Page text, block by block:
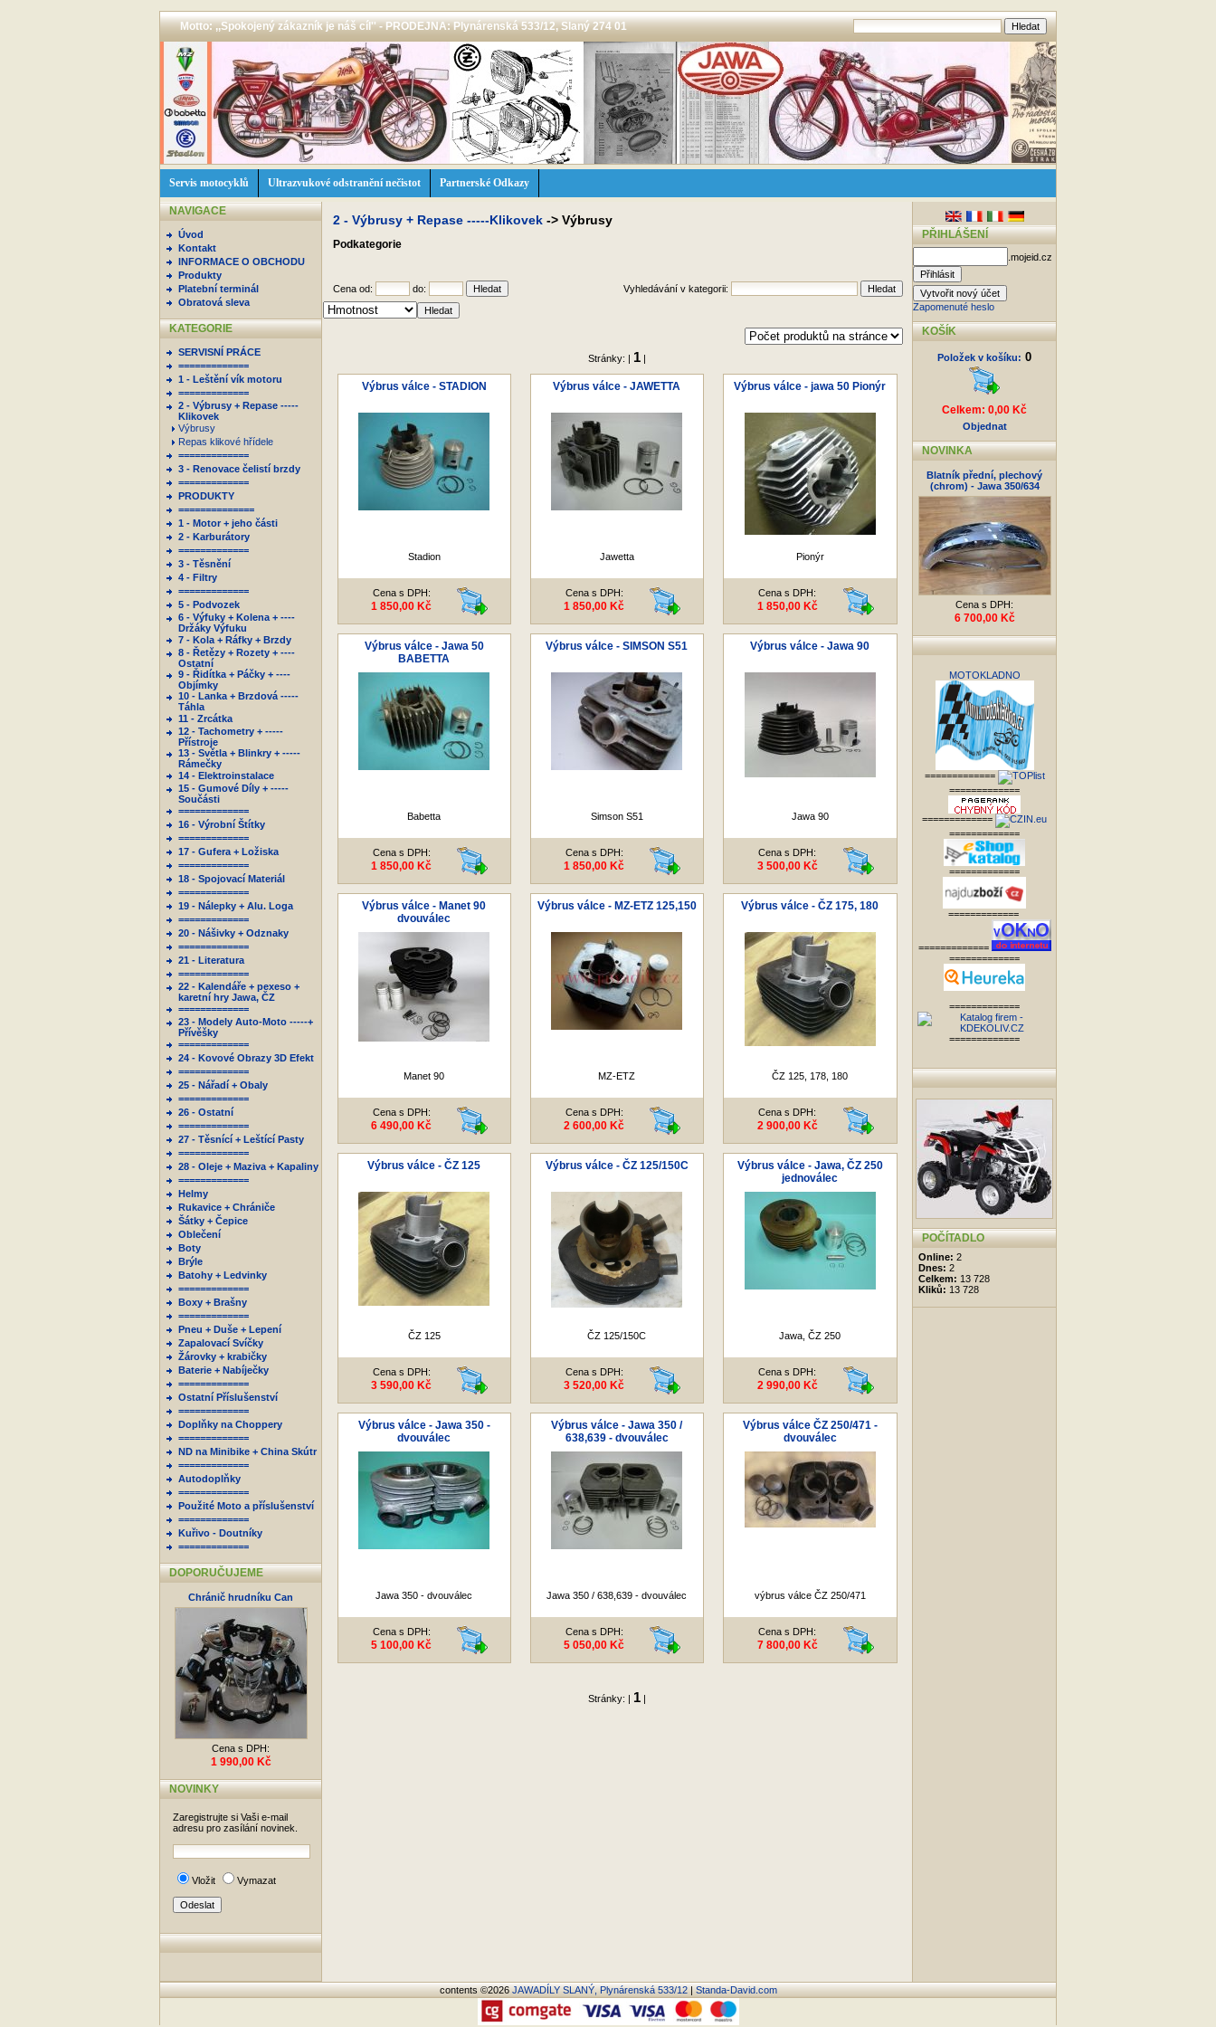
Motto: ,,Spokojený zákazník je náš cíl'' - PRODEJNA: Plynárenská 533/12, Slaný 274 01
Servis motocyklů Ultrazvukové odstranění nečistot Partnerské Odkazy
NAVIGACE
Úvod
Kontakt
INFORMACE O OBCHODU
Produkty
Platební terminál
Obratová sleva
KATEGORIE
SERVISNÍ PRÁCE
=============
1 - Leštění vík motoru
=============
2 - Výbrusy + Repase -----
Klikovek
Výbrusy
Repas klikové hřídele
=============
3 - Renovace čelistí brzdy
=============
PRODUKTY
==============
1 - Motor + jeho části
2 - Karburátory
=============
3 - Těsnění
4 - Filtry
=============
5 - Podvozek
6 - Výfuky + Kolena + ----
Držáky Výfuku
7 - Kola + Ráfky + Brzdy
8 - Řetězy + Rozety + ----
Ostatní
9 - Řidítka + Páčky + ----
Objímky
10 - Lanka + Brzdová -----
Táhla
11 - Zrcátka
12 - Tachometry + -----
Přístroje
13 - Světla + Blinkry + -----
Rámečky
14 - Elektroinstalace
15 - Gumové Díly + -----
Součásti
=============
16 - Výrobní Štítky
=============
17 - Gufera + Ložiska
=============
18 - Spojovací Materiál
=============
19 - Nálepky + Alu. Loga
=============
20 - Nášivky + Odznaky
=============
21 - Literatura
=============
22 - Kalendáře + pexeso +
karetní hry Jawa, ČZ
=============
23 - Modely Auto-Moto -----+
Přívěšky
=============
24 - Kovové Obrazy 3D Efekt
=============
25 - Nářadí + Obaly
=============
26 - Ostatní
=============
27 - Těsnící + Leštící Pasty
=============
28 - Oleje + Maziva + Kapaliny
=============
Helmy
Rukavice + Chrániče
Šátky + Čepice
Oblečení
Boty
Brýle
Batohy + Ledvinky
=============
Boxy + Brašny
=============
Pneu + Duše + Lepení
Zapalovací Svíčky
Žárovky + krabičky
Baterie + Nabíječky
=============
Ostatní Příslušenství
=============
Doplňky na Choppery
=============
ND na Minibike + China Skútr
=============
Autodoplňky
=============
Použité Moto a příslušenství
=============
Kuřivo - Doutníky
=============
DOPORUČUJEME
Chránič hrudníku Can
Cena s DPH:
1 990,00 Kč
NOVINKY
Zaregistrujte si Vaši e-mail
adresu pro zasílání novinek.
Vložit Vymazat
2 - Výbrusy + Repase -----Klikovek -> Výbrusy
Podkategorie
Cena od: do: Vyhledávání v kategorii:
Stránky: | 1 |
Výbrus válce - STADION
Stadion
Cena s DPH:
1 850,00 Kč
Výbrus válce - JAWETTA
Jawetta
Cena s DPH:
1 850,00 Kč
Výbrus válce - jawa 50 Pionýr
Pionýr
Cena s DPH:
1 850,00 Kč
Výbrus válce - Jawa 50
BABETTA
Babetta
Cena s DPH:
1 850,00 Kč
Výbrus válce - SIMSON S51
Simson S51
Cena s DPH:
1 850,00 Kč
Výbrus válce - Jawa 90
Jawa 90
Cena s DPH:
3 500,00 Kč
Výbrus válce - Manet 90
dvouválec
Manet 90
Cena s DPH:
6 490,00 Kč
Výbrus válce - MZ-ETZ 125,150
MZ-ETZ
Cena s DPH:
2 600,00 Kč
Výbrus válce - ČZ 175, 180
ČZ 125, 178, 180
Cena s DPH:
2 900,00 Kč
Výbrus válce - ČZ 125
ČZ 125
Cena s DPH:
3 590,00 Kč
Výbrus válce - ČZ 125/150C
ČZ 125/150C
Cena s DPH:
3 520,00 Kč
Výbrus válce - Jawa, ČZ 250
jednoválec
Jawa, ČZ 250
Cena s DPH:
2 990,00 Kč
Výbrus válce - Jawa 350 -
dvouválec
Jawa 350 - dvouválec
Cena s DPH:
5 100,00 Kč
Výbrus válce - Jawa 350 /
638,639 - dvouválec
Jawa 350 / 638,639 - dvouválec
Cena s DPH:
5 050,00 Kč
Výbrus válce ČZ 250/471 -
dvouválec
výbrus válce ČZ 250/471
Cena s DPH:
7 800,00 Kč
Stránky: | 1 |
PŘIHLÁŠENÍ
.mojeid.cz
Zapomenuté heslo
KOŠÍK
Položek v košíku: 0
Celkem: 0,00 Kč
Objednat
NOVINKA
Blatník přední, plechový
(chrom) - Jawa 350/634
Cena s DPH:
6 700,00 Kč
MOTOKLADNO
=============
=============
=============
=============
=============
=============
=============
=============
=============
=============
POČÍTADLO
Online: 2
Dnes: 2
Celkem: 13 728
Kliků: 13 728
contents ©2026JAWADÍLY SLANÝ, Plynárenská 533/12|Standa-David.com